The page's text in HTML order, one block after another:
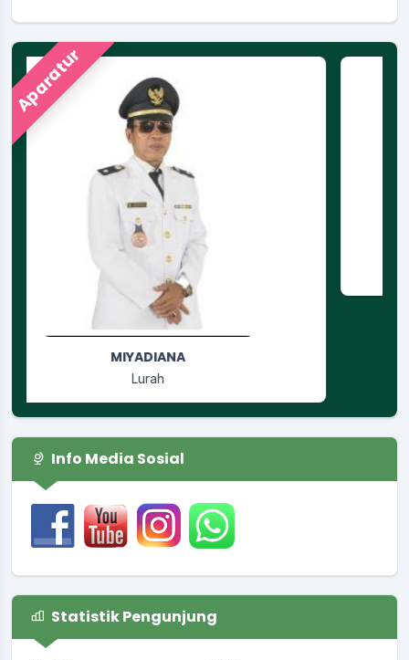
Aparatur
RUSGIYANTI
Jagabaya
Info Media Sosial
Statistik Pengunjung